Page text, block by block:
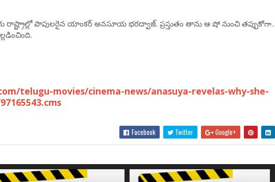
పాపులరైన యాంకర్ అనసూయ భరద్వాజ్. ప్రస్తుతం తాను ఆ షో నుంచి తప్పుకోగా..
telugu-movies/cinema-news/anasuya-revelas-why-she-
Facebook Twitter Google+